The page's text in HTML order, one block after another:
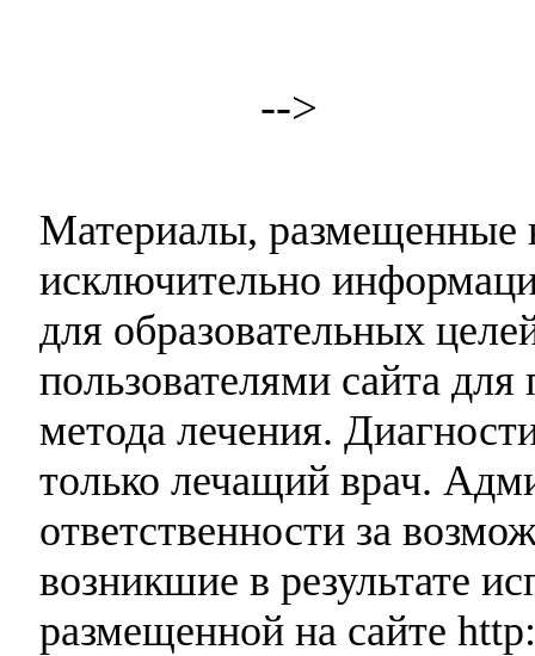
-->
Материалы, размещенные
исключительно
для образовательных
пользователями сайта
метода лечения.
только лечащий врач.
ответственности за
возникшие в результате
размещенной на сайте